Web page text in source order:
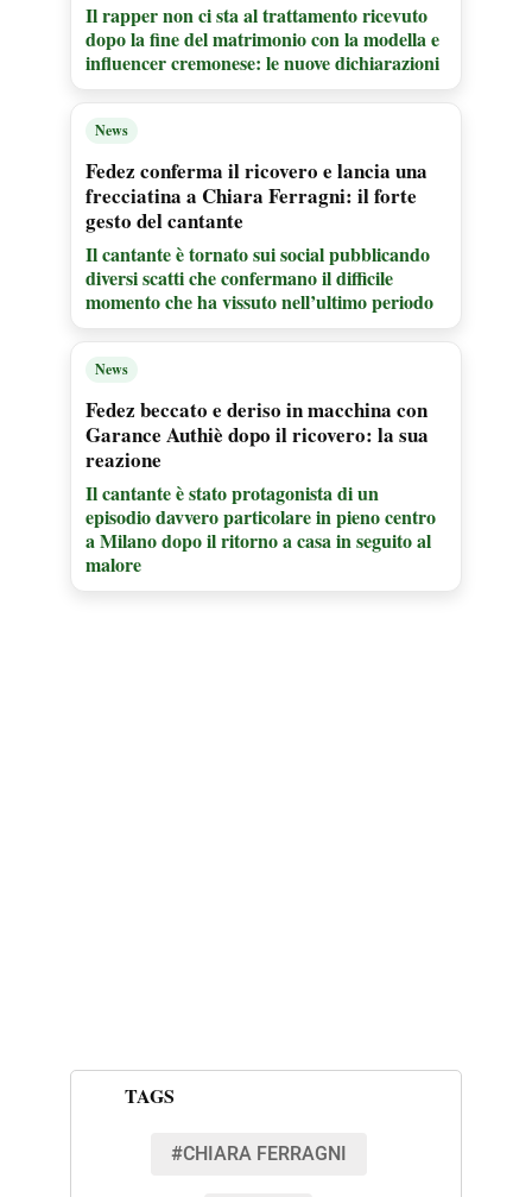
Il rapper non ci sta al trattamento ricevuto
dopo la fine del matrimonio con la modella e
influencer cremonese: le nuove dichiarazioni
News
Fedez conferma il ricovero e lancia una
frecciatina a Chiara Ferragni: il forte
gesto del cantante
Il cantante è tornato sui social pubblicando
diversi scatti che confermano il difficile
momento che ha vissuto nell’ultimo periodo
News
Fedez beccato e deriso in macchina con
Garance Authiè dopo il ricovero: la sua
reazione
Il cantante è stato protagonista di un
episodio davvero particolare in pieno centro
a Milano dopo il ritorno a casa in seguito al
malore
TAGS
#CHIARA FERRAGNI